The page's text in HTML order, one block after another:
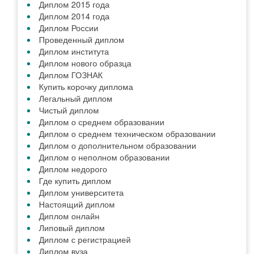
Диплом 2015 года
Диплом 2014 года
Диплом России
Проведенный диплом
Диплом института
Диплом нового образца
Диплом ГОЗНАК
Купить корочку диплома
Легальный диплом
Чистый диплом
Диплом о среднем образовании
Диплом о среднем техническом образовании
Диплом о дополнительном образовании
Диплом о неполном образовании
Диплом недорого
Где купить диплом
Диплом университета
Настоящий диплом
Диплом онлайн
Липовый диплом
Диплом с регистрацией
Диплом вуза